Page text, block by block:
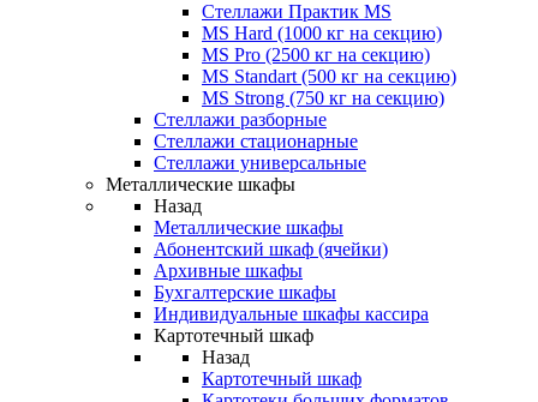
Стеллажи Практик MS
MS Hard (1000 кг на секцию)
MS Pro (2500 кг на секцию)
MS Standart (500 кг на секцию)
MS Strong (750 кг на секцию)
Стеллажи разборные
Стеллажи стационарные
Стеллажи универсальные
Металлические шкафы
Назад
Металлические шкафы
Абонентский шкаф (ячейки)
Архивные шкафы
Бухгалтерские шкафы
Индивидуальные шкафы кассира
Картотечный шкаф
Назад
Картотечный шкаф